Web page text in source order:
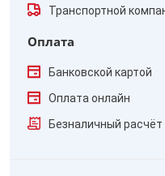
Транспортной
Оплата
Банковской картой
Оплата онлайн
Безналичный расчёт